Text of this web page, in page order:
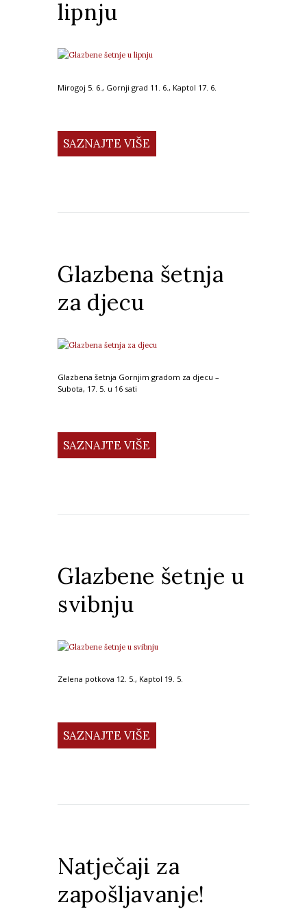
lipnju
Mirogoj 5. 6., Gornji grad 11. 6., Kaptol 17. 6.
SAZNAJTE VIŠE
Glazbena šetnja
za djecu
Glazbena šetnja Gornjim gradom za djecu –
Subota, 17. 5. u 16 sati
SAZNAJTE VIŠE
Glazbene šetnje u
svibnju
Zelena potkova 12. 5., Kaptol 19. 5.
SAZNAJTE VIŠE
Natječaji za
zapošljavanje!